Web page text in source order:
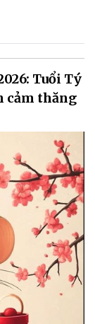
Tuổi Tý
cảm thăng